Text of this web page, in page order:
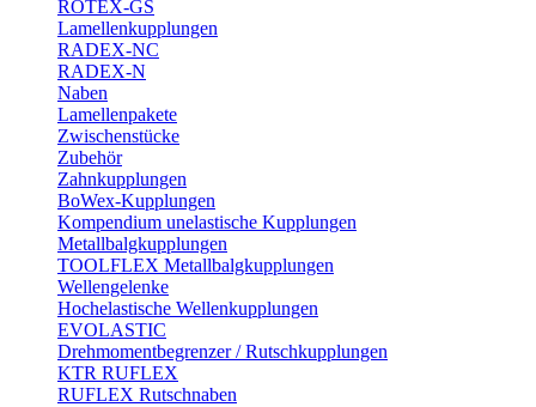
ROTEX-GS
Lamellenkupplungen
RADEX-NC
RADEX-N
Naben
Lamellenpakete
Zwischenstücke
Zubehör
Zahnkupplungen
BoWex-Kupplungen
Kompendium unelastische Kupplungen
Metallbalgkupplungen
TOOLFLEX Metallbalgkupplungen
Wellengelenke
Hochelastische Wellenkupplungen
EVOLASTIC
Drehmomentbegrenzer / Rutschkupplungen
KTR RUFLEX
RUFLEX Rutschnaben